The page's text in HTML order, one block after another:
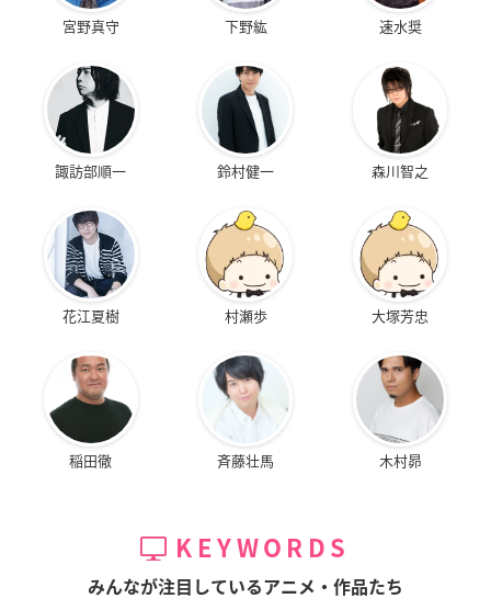
宮野真守 下野紘 速水奨
諏訪部順一 鈴村健一 森川智之
花江夏樹 村瀬歩 大塚芳忠
稲田徹 斉藤壮馬 木村昴
KEYWORDS
みんなが注目しているアニメ・作品たち